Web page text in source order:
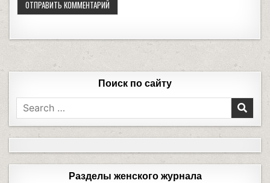
Поиск по сайту
Разделы женского журнала